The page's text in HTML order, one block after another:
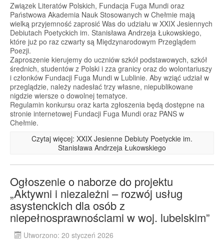
Związek Literatów Polskich, Fundacja Fuga Mundi oraz
Państwowa Akademia Nauk Stosowanych w Chełmie mają
wielką przyjemność zaprosić Was do udziału w XXIX Jesiennych
Debiutach Poetyckich im. Stanisława Andrzeja Łukowskiego,
które już po raz czwarty są Międzynarodowym Przeglądem
Poezji.
Zaproszenie kierujemy do uczniów szkół podstawowych, szkół
średnich, studentów z Polski i zza granicy oraz do wolontariuszy
i członków Fundacji Fuga Mundi w Lublinie. Aby wziąć udział w
przeglądzie, należy nadesłać trzy własne, niepublikowane
nigdzie wiersze o dowolnej tematyce.
Regulamin konkursu oraz karta zgłoszenia będą dostępne na
stronie internetowej Fundacji Fuga Mundi oraz PANS w
Chełmie.
Czytaj więcej: XXIX Jesienne Debiuty Poetyckie im.
Stanisława Andrzeja Łukowskiego
Ogłoszenie o naborze do projektu
„Aktywni i niezależni – rozwój usług
asystenckich dla osób z
niepełnosprawnościami w woj. lubelskim”
Utworzono: 20 styczeń 2026